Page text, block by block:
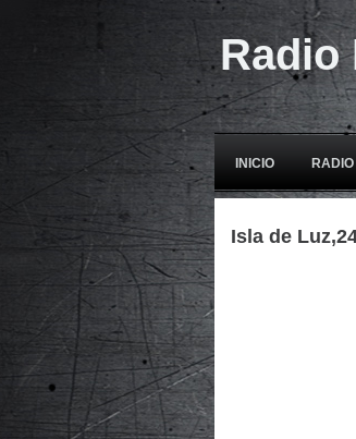
Radio
INICIO RADIO
Isla de